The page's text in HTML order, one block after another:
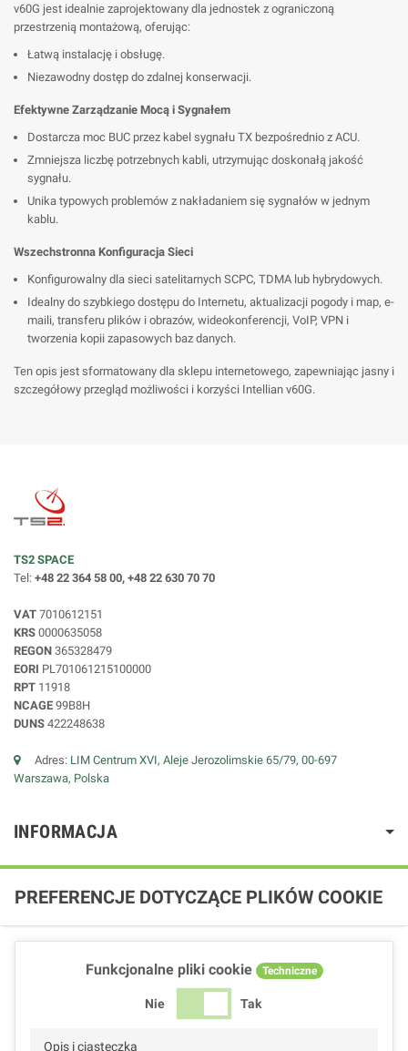
v60G jest idealnie zaprojektowany dla jednostek z ograniczoną
przestrzenią montażową, oferując:
Łatwą instalację i obsługę.
Niezawodny dostęp do zdalnej konserwacji.
Efektywne Zarządzanie Mocą i Sygnałem
Dostarcza moc BUC przez kabel sygnału TX bezpośrednio z ACU.
Zmniejsza liczbę potrzebnych kabli, utrzymując doskonałą jakość
sygnału.
Unika typowych problemów z nakładaniem się sygnałów w jednym
kablu.
Wszechstronna Konfiguracja Sieci
Konfigurowalny dla sieci satelitarnych SCPC, TDMA lub hybrydowych.
Idealny do szybkiego dostępu do Internetu, aktualizacji pogody i map, e-
maili, transferu plików i obrazów, wideokonferencji, VoIP, VPN i
tworzenia kopii zapasowych baz danych.
Ten opis jest sformatowany dla sklepu internetowego, zapewniając jasny i
szczegółowy przegląd możliwości i korzyści Intellian v60G.
TS2 SPACE
Tel: +48 22 364 58 00, +48 22 630 70 70
VAT 7010612151
KRS 0000635058
REGON 365328479
EORI PL701061215100000
RPT 11918
NCAGE 99B8H
DUNS 422248638
Adres: LIM Centrum XVI, Aleje Jerozolimskie 65/79, 00-697
Warszawa, Polska
INFORMACJA
PREFERENCJE DOTYCZĄCE PLIKÓW COOKIE
Funkcjonalne pliki cookie Techniczne
Nie Tak
Opis i ciasteczka